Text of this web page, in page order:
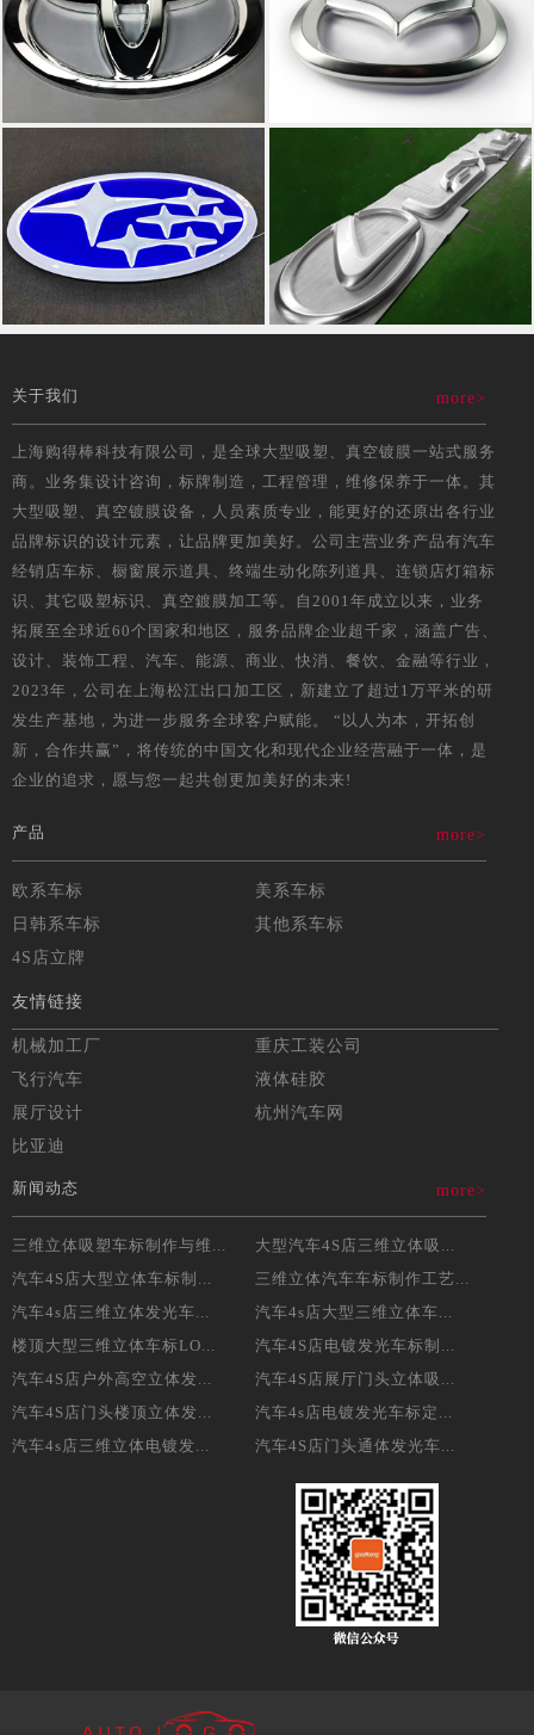
关于我们 more>
上海购得棒科技有限公司，是全球大型吸塑、真空镀膜一站式服务
商。业务集设计咨询，标牌制造，工程管理，维修保养于一体。其
大型吸塑、真空镀膜设备，人员素质专业，能更好的还原出各行业
品牌标识的设计元素，让品牌更加美好。公司主营业务产品有汽车
经销店车标、橱窗展示道具、终端生动化陈列道具、连锁店灯箱标
识、其它吸塑标识、真空鍍膜加工等。自2001年成立以来，业务
拓展至全球近60个国家和地区，服务品牌企业超千家，涵盖广告、
设计、装饰工程、汽车、能源、商业、快消、餐饮、金融等行业，
2023年，公司在上海松江出口加工区，新建立了超过1万平米的研
发生产基地，为进一步服务全球客户赋能。 “以人为本，开拓创
新，合作共赢”，将传统的中国文化和现代企业经营融于一体，是
企业的追求，愿与您一起共创更加美好的未来!
产品 more>
欧系车标
美系车标
日韩系车标
其他系车标
4S店立牌
友情链接
机械加工厂
重庆工装公司
飞行汽车
液体硅胶
展厅设计
杭州汽车网
比亚迪
新闻动态 more>
三维立体吸塑车标制作与维...
大型汽车4S店三维立体吸...
汽车4S店大型立体车标制...
三维立体汽车车标制作工艺...
汽车4s店三维立体发光车...
汽车4s店大型三维立体车...
楼顶大型三维立体车标LO...
汽车4S店电镀发光车标制...
汽车4S店户外高空立体发...
汽车4S店展厅门头立体吸...
汽车4S店门头楼顶立体发...
汽车4s店电镀发光车标定...
汽车4s店三维立体电镀发...
汽车4S店门头通体发光车...